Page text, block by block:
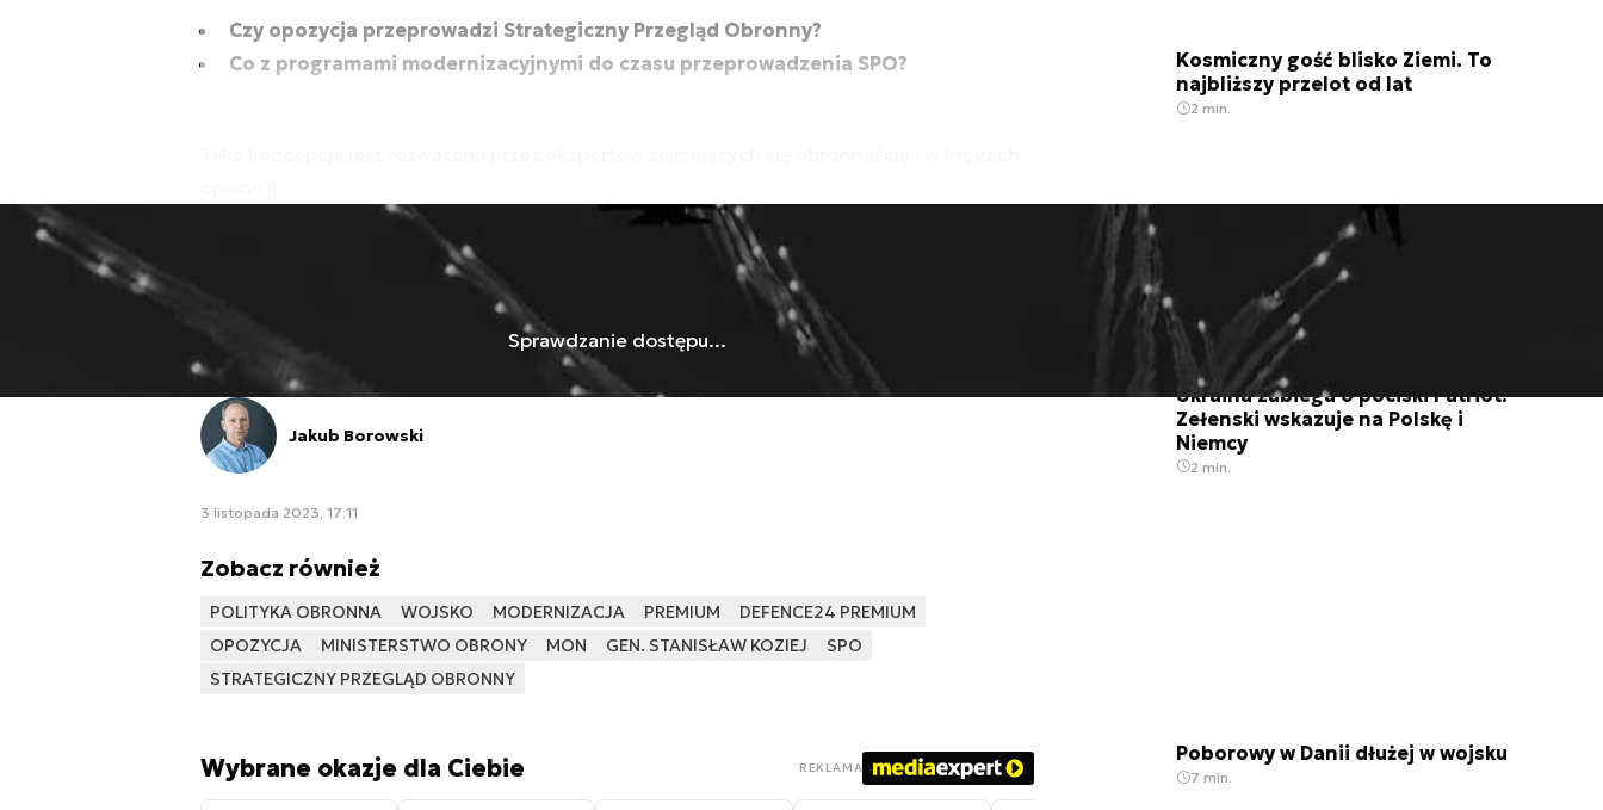
Czy opozycja przeprowadzi Strategiczny Przegląd Obronny?
Co z programami modernizacyjnymi do czasu przeprowadzenia SPO?
Sprawdzanie dostępu...
Jakub Borowski
3 listopada 2023, 17:11
Zobacz również
POLITYKA OBRONNA WOJSKO MODERNIZACJA PREMIUM
DEFENCE24 PREMIUM
OPOZYCJA
MINISTERSTWO OBRONY MON GEN. STANISŁAW KOZIEJ
SPO
STRATEGICZNY PRZEGLĄD OBRONNY
Wybrane okazje dla Ciebie REKLAMA
Kosmiczny gość blisko Ziemi. To
najbliższy przelot od lat
2 min.
Ukraina zabiega o pociski Patriot.
Zełenski wskazuje na Polskę i
Niemcy
2 min.
Poborowy w Danii dłużej w wojsku
7 min.